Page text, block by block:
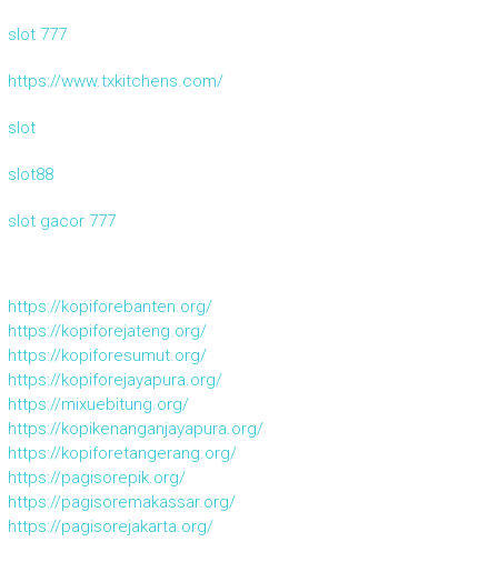
slot 777
https://www.txkitchens.com/
slot
slot88
slot gacor 777
https://kopiforebanten.org/
https://kopiforejateng.org/
https://kopiforesumut.org/
https://kopiforejayapura.org/
https://mixuebitung.org/
https://kopikenanganjayapura.org/
https://kopiforetangerang.org/
https://pagisorepik.org/
https://pagisoremakassar.org/
https://pagisorejakarta.org/